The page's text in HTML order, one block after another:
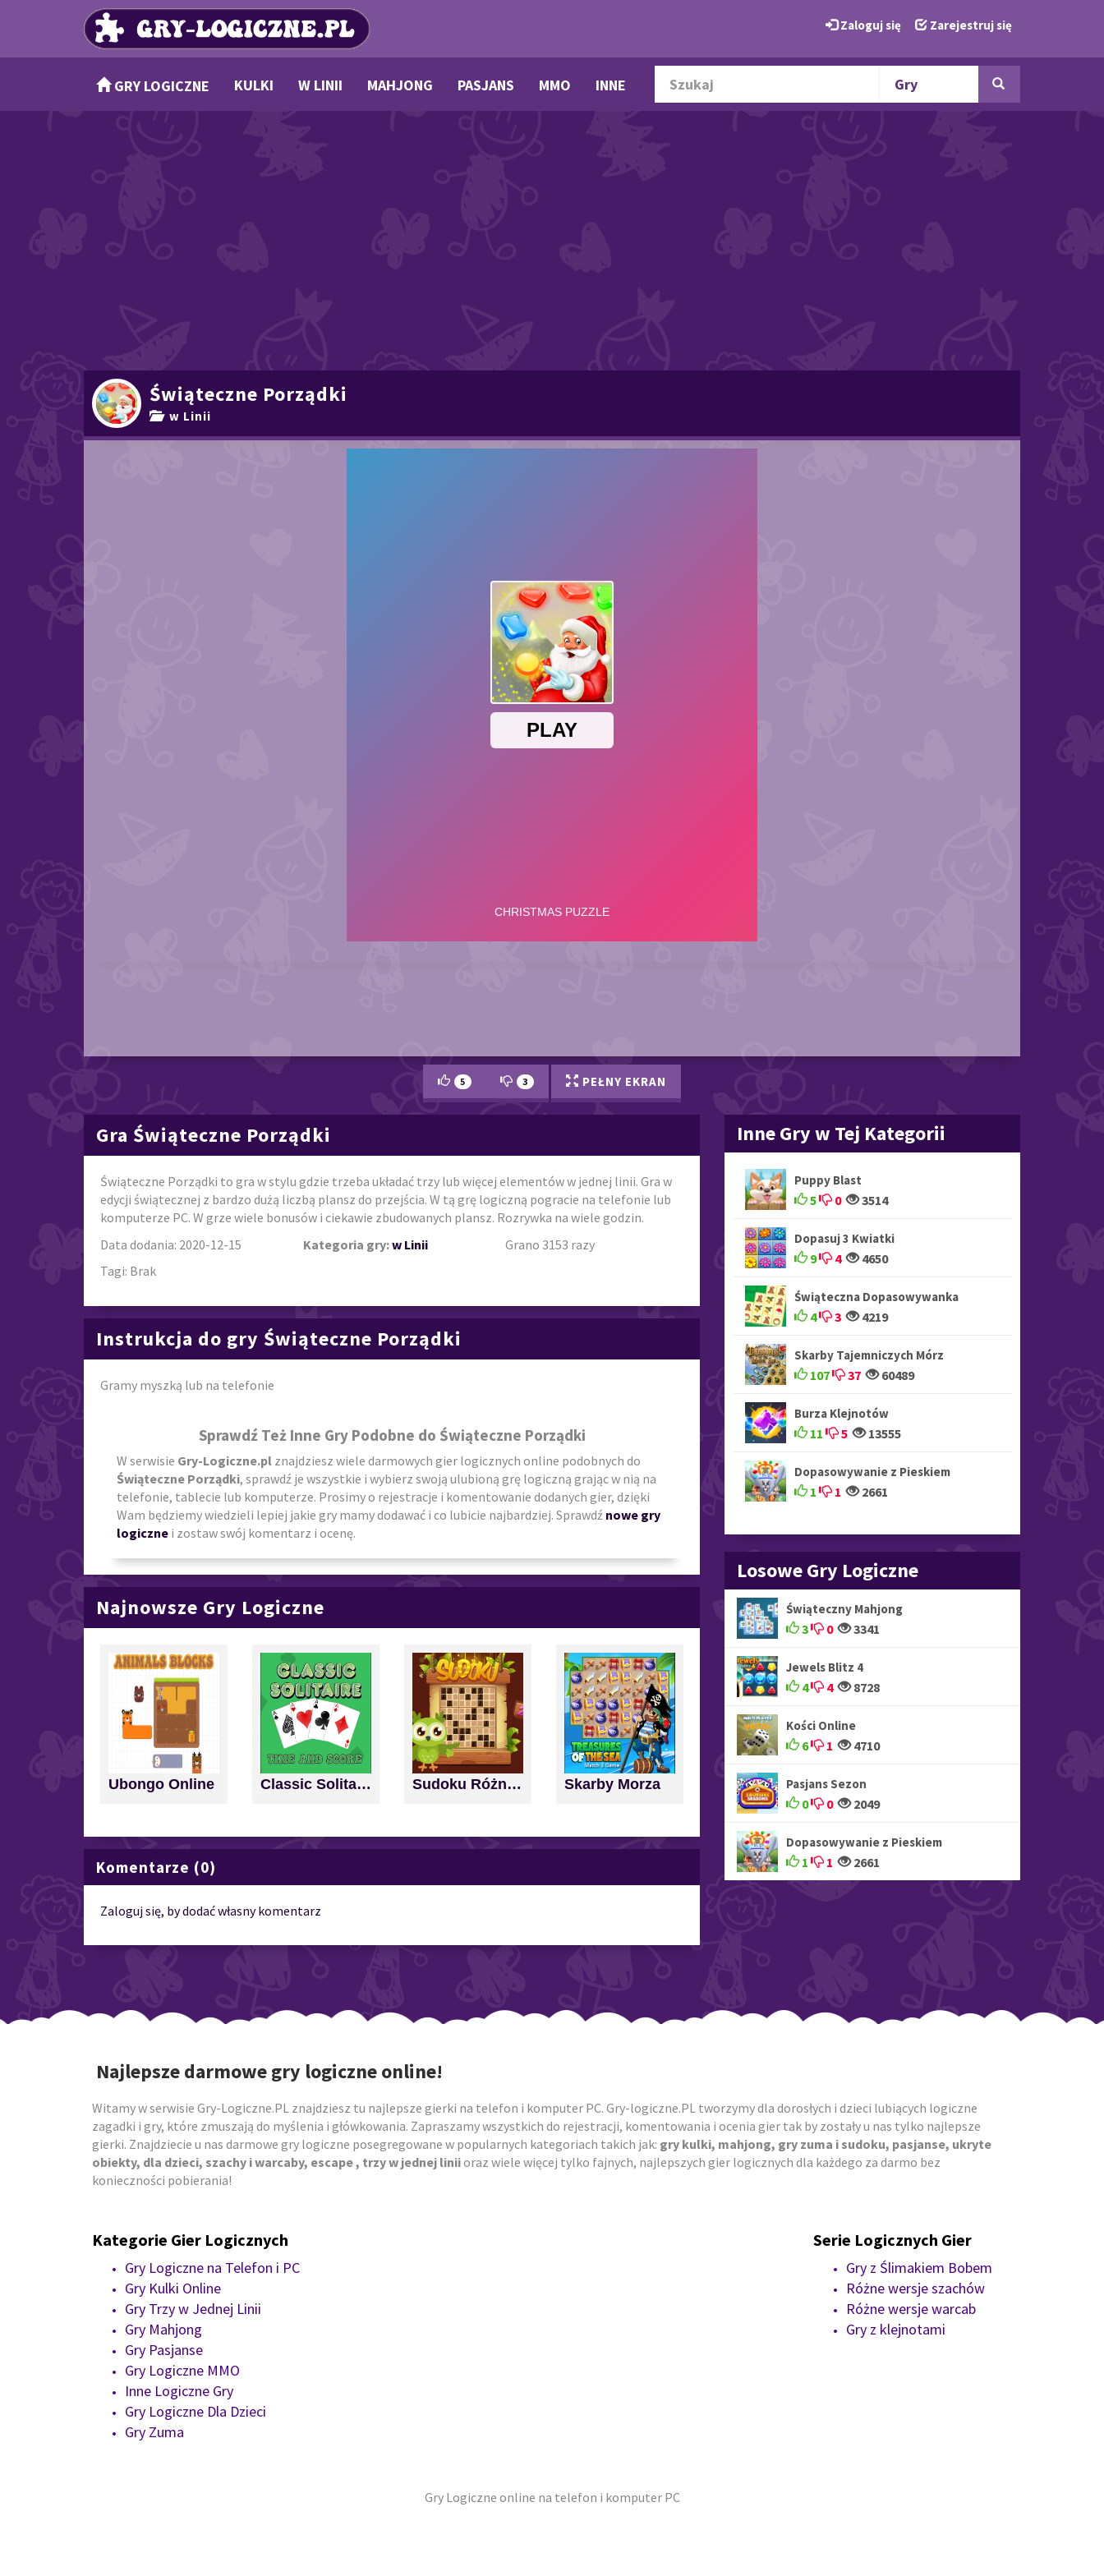
Zaloguj się Zarejestruj się
GRY LOGICZNE KULKI W LINII MAHJONG PASJANS MMO INNE
Świąteczne Porządki
w Linii
5 3 PEŁNY EKRAN
Inne Gry w Tej Kategorii
Puppy Blast
5 0 3514
Dopasuj 3 Kwiatki
9 4 4650
Świąteczna Dopasowywanka
4 3 4219
Skarby Tajemniczych Mórz
107 37 60489
Burza Klejnotów
11 5 13555
Dopasowywanie z Pieskiem
1 1 2661
Losowe Gry Logiczne
Świąteczny Mahjong
3 0 3341
Jewels Blitz 4
4 4 8728
Kości Online
6 1 4710
Pasjans Sezon
0 0 2049
Dopasowywanie z Pieskiem
1 1 2661
Gra Świąteczne Porządki
Świąteczne Porządki to gra w stylu gdzie trzeba układać trzy lub więcej elementów w jednej linii. Gra w
edycji świątecznej z bardzo dużą liczbą plansz do przejścia. W tą grę logiczną pogracie na telefonie lub
komputerze PC. W grze wiele bonusów i ciekawie zbudowanych plansz. Rozrywka na wiele godzin.
Data dodania: 2020-12-15
Kategoria gry:w Linii
Grano 3153 razy
Tagi: Brak
Instrukcja do gry Świąteczne Porządki
Gramy myszką lub na telefonie
Sprawdź Też Inne Gry Podobne do Świąteczne Porządki
W serwisie Gry-Logiczne.pl znajdziesz wiele darmowych gier logicznych online podobnych do
Świąteczne Porządki, sprawdź je wszystkie i wybierz swoją ulubioną grę logiczną grając w nią na
telefonie, tablecie lub komputerze. Prosimy o rejestracje i komentowanie dodanych gier, dzięki
Wam będziemy wiedzieli lepiej jakie gry mamy dodawać i co lubicie najbardziej. Sprawdź nowe gry
logiczne i zostaw swój komentarz i ocenę.
Najnowsze Gry Logiczne
Ubongo Online Classic Solitaire: Time and Score Sudoku Różne Poziomy Skarby Morza
Komentarze (0)
Zaloguj się, by dodać własny komentarz
Najlepsze darmowe gry logiczne online!
Witamy w serwisie Gry-Logiczne.PL znajdziesz tu najlepsze gierki na telefon i komputer PC. Gry-logiczne.PL tworzymy dla dorosłych i dzieci lubiących logiczne
zagadki i gry, które zmuszają do myślenia i główkowania. Zapraszamy wszystkich do rejestracji, komentowania i ocenia gier tak by zostały u nas tylko najlepsze
gierki. Znajdziecie u nas darmowe gry logiczne posegregowane w popularnych kategoriach takich jak: gry kulki, mahjong, gry zuma i sudoku, pasjanse, ukryte
obiekty, dla dzieci, szachy i warcaby, escape , trzy w jednej liniioraz wiele więcej tylko fajnych, najlepszych gier logicznych dla każdego za darmo bez
konieczności pobierania!
Kategorie Gier Logicznych
Gry Logiczne na Telefon i PC
Gry Kulki Online
Gry Trzy w Jednej Linii
Gry Mahjong
Gry Pasjanse
Gry Logiczne MMO
Inne Logiczne Gry
Gry Logiczne Dla Dzieci
Gry Zuma
Serie Logicznych Gier
Gry z Ślimakiem Bobem
Różne wersje szachów
Różne wersje warcab
Gry z klejnotami
Gry Logiczne online na telefon i komputer PC